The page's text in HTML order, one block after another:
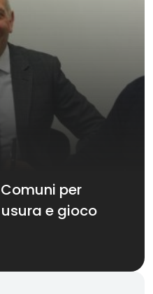
per
e gioco